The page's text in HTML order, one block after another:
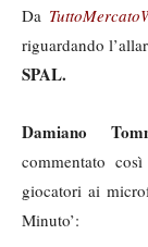
Da
riguardando
SPAL.
Damiano
commentato
giocatori ai
Minuto’: